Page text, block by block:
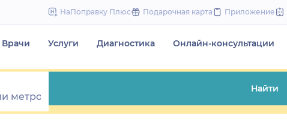
to
НаПоправку Плюс Подарочная карта Приложение
Врачи Услуги Диагностика Онлайн-консультации
Найти